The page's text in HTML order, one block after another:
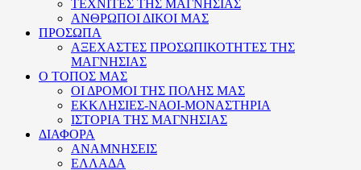
ΤΕΧΝΙΤΕΣ ΤΗΣ ΜΑΓΝΗΣΙΑΣ
ΑΝΘΡΩΠΟΙ ΔΙΚΟΙ ΜΑΣ
ΠΡΟΣΩΠΑ
ΑΞΕΧΑΣΤΕΣ ΠΡΟΣΩΠΙΚΟΤΗΤΕΣ ΤΗΣ
ΜΑΓΝΗΣΙΑΣ
Ο ΤΟΠΟΣ ΜΑΣ
ΟΙ ΔΡΟΜΟΙ ΤΗΣ ΠΟΛΗΣ ΜΑΣ
ΕΚΚΛΗΣΙΕΣ-ΝΑΟΙ-ΜΟΝΑΣΤΗΡΙΑ
ΙΣΤΟΡΙΑ ΤΗΣ ΜΑΓΝΗΣΙΑΣ
ΔΙΑΦΟΡΑ
ΑΝΑΜΝΗΣΕΙΣ
ΕΛΛΑΔΑ